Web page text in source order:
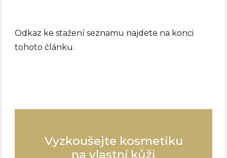
Odkaz ke stažení seznamu najdete na konci
tohoto článku.
Vyzkoušejte kosmetiku
na vlastní kůži